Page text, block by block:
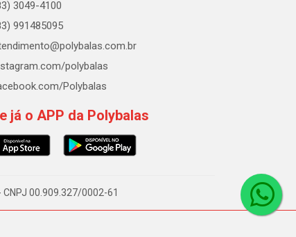
3049-4100
991485095
polybalas
Polybalas
já o APP da Polybalas
00.909.327/0002-61